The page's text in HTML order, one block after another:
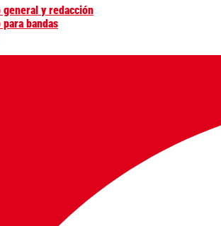
general y redacción
bandas